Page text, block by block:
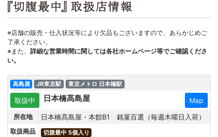
※店舗の販売・仕入状況等により欠品もございますので、あらかじめご
了承ください。
※また、 詳細な営業時間に関しては各社ホームページ等でご確認くださ
い。
高島屋 JR東京駅 東京メトロ 日本橋駅
Map
取扱中 日本橋髙島屋
所在地 日本橋髙島屋・本館B1 銘菓百選（毎週木曜日入荷）
取扱商品
切腹最中 5個入り